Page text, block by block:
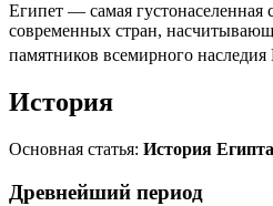
Египет — самая густонаселенная
современных стран,
памятников всемирного
История
Основная статья: История Египта
Древнейший период